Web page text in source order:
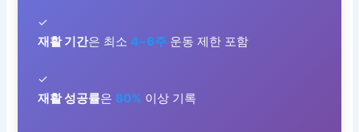
✓
재활 기간은 최소4~6주 운동 제한 포함
✓
재활 성공률은 80% 이상 기록